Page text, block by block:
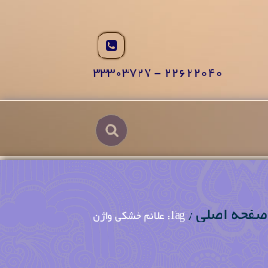
22622040 - 33303727
صفحه اصلی / Tag: علائم خشکی واژن